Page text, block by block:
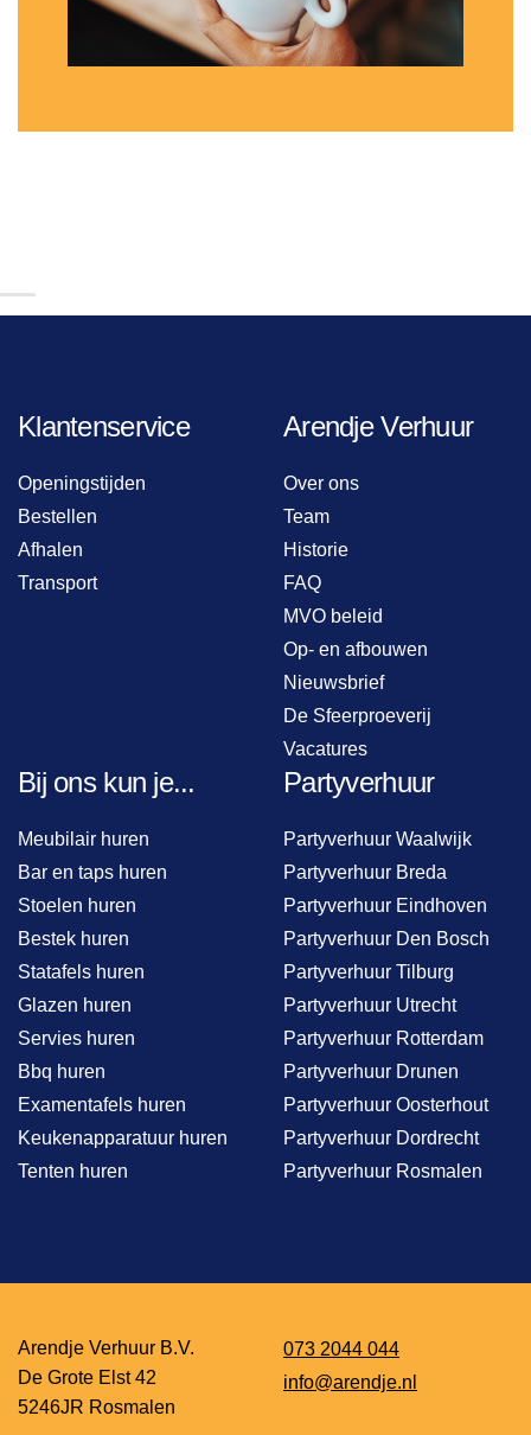
Klantenservice
Openingstijden
Bestellen
Afhalen
Transport
Arendje Verhuur
Over ons
Team
Historie
FAQ
MVO beleid
Op- en afbouwen
Nieuwsbrief
De Sfeerproeverij
Vacatures
Bij ons kun je...
Meubilair huren
Bar en taps huren
Stoelen huren
Bestek huren
Statafels huren
Glazen huren
Servies huren
Bbq huren
Examentafels huren
Keukenapparatuur huren
Tenten huren
Partyverhuur
Partyverhuur Waalwijk
Partyverhuur Breda
Partyverhuur Eindhoven
Partyverhuur Den Bosch
Partyverhuur Tilburg
Partyverhuur Utrecht
Partyverhuur Rotterdam
Partyverhuur Drunen
Partyverhuur Oosterhout
Partyverhuur Dordrecht
Partyverhuur Rosmalen
Arendje Verhuur B.V.
De Grote Elst 42
5246JR Rosmalen
073 2044 044
info@arendje.nl